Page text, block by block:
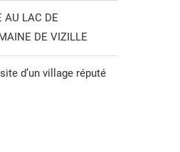
AU LAC DE
DE VIZILLE
d’un village réputé